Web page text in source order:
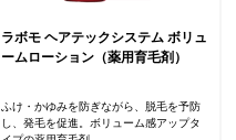
ラボモ ヘアテックシステム ボリュ
ームローション（薬用育毛剤）
ふけ・かゆみを防ぎながら、脱毛を予防
し、発毛を促進。ボリューム感アップタ